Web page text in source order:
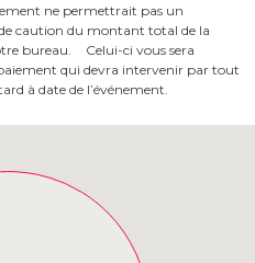
ne permettrait pas un
caution du montant total de la
bureau. Celui-ci vous sera
qui devra intervenir par tout
à date de l’événement.